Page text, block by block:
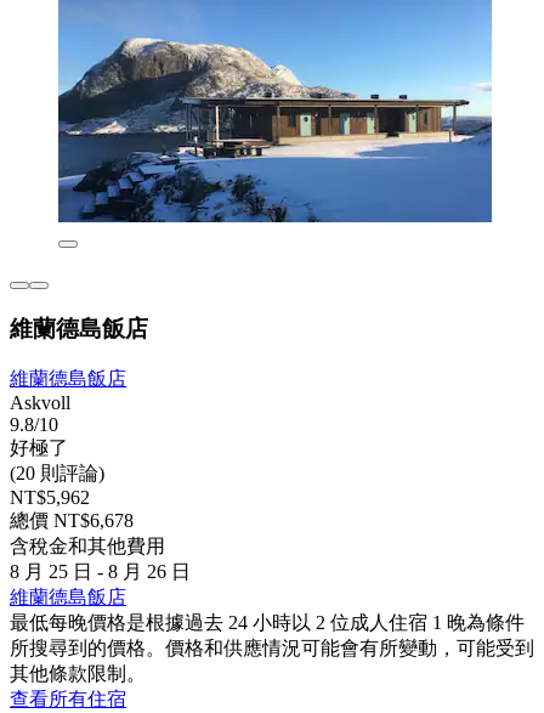
維蘭德島飯店
維蘭德島飯店
Askvoll
9.8/10
好極了
(20 則評論)
NT$5,962
總價 NT$6,678
含稅金和其他費用
8 月 25 日 - 8 月 26 日
維蘭德島飯店
最低每晚價格是根據過去 24 小時以 2 位成人住宿 1 晚為條件
所搜尋到的價格。價格和供應情況可能會有所變動，可能受到
其他條款限制。
查看所有住宿